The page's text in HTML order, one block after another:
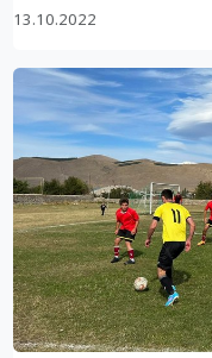
13.10.2022